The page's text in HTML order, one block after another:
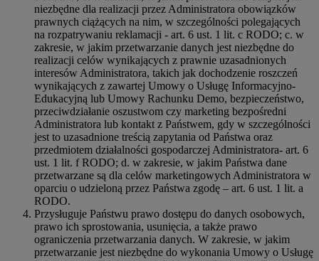
niezbędne dla realizacji przez Administratora obowiązków
prawnych ciążących na nim, w szczególności polegających
na rozpatrywaniu reklamacji - art. 6 ust. 1 lit. c RODO; c. w
zakresie, w jakim przetwarzanie danych jest niezbędne do
realizacji celów wynikających z prawnie uzasadnionych
interesów Administratora, takich jak dochodzenie roszczeń
wynikających z zawartej Umowy o Usługę Informacyjno-
Edukacyjną lub Umowy Rachunku Demo, bezpieczeństwo,
przeciwdziałanie oszustwom czy marketing bezpośredni
Administratora lub kontakt z Państwem, gdy w szczególności
jest to uzasadnione treścią zapytania od Państwa oraz
przedmiotem działalności gospodarczej Administratora- art. 6
ust. 1 lit. f RODO; d. w zakresie, w jakim Państwa dane
przetwarzane są dla celów marketingowych Administratora w
oparciu o udzieloną przez Państwa zgodę – art. 6 ust. 1 lit. a
RODO.
Przysługuje Państwu prawo dostępu do danych osobowych,
prawo ich sprostowania, usunięcia, a także prawo
ograniczenia przetwarzania danych. W zakresie, w jakim
przetwarzanie jest niezbędne do wykonania Umowy o Usługę